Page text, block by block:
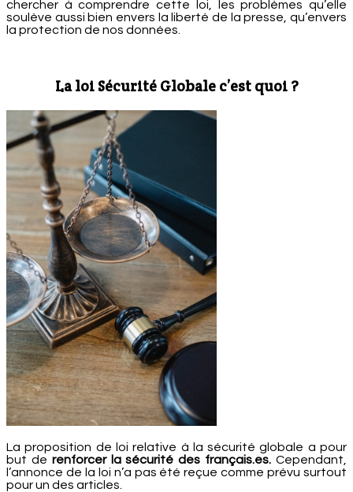
chercher à comprendre cette loi, les problèmes qu’elle
soulève aussi bien envers la liberté de la presse, qu’envers
la protection de nos données.
La loi Sécurité Globale c’est quoi ?
La proposition de loi relative à la sécurité globale a pour
but de renforcer la sécurité des français.es. Cependant,
l’annonce de la loi n’a pas été reçue comme prévu surtout
pour un des articles.